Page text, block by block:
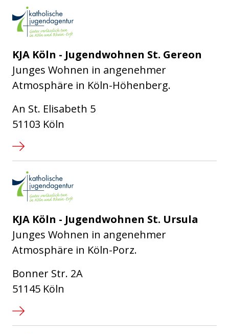
KJA Köln - Jugendwohnen St. Gereon
Junges Wohnen in angenehmer
Atmosphäre in Köln-Höhenberg.
An St. Elisabeth 5
51103 Köln
KJA Köln - Jugendwohnen St. Ursula
Junges Wohnen in angenehmer
Atmosphäre in Köln-Porz.
Bonner Str. 2A
51145 Köln